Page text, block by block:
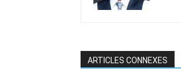
ARTICLES CONNEXES